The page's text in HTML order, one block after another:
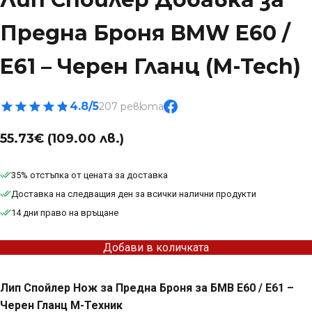
Предна Броня BMW E60 /
E61 – Черен Гланц (M-Tech)
4.8/5207 ревюта
55.73€ (109.00 лв.)
35% отстъпка от цената за доставка
Доставка на следващия ден за всички налични продукти
14 дни право на връщане
Добави в количката
Лип Спойлер Нож за Предна Броня за БМВ Е60 / Е61 –
Черен Гланц М-Техник